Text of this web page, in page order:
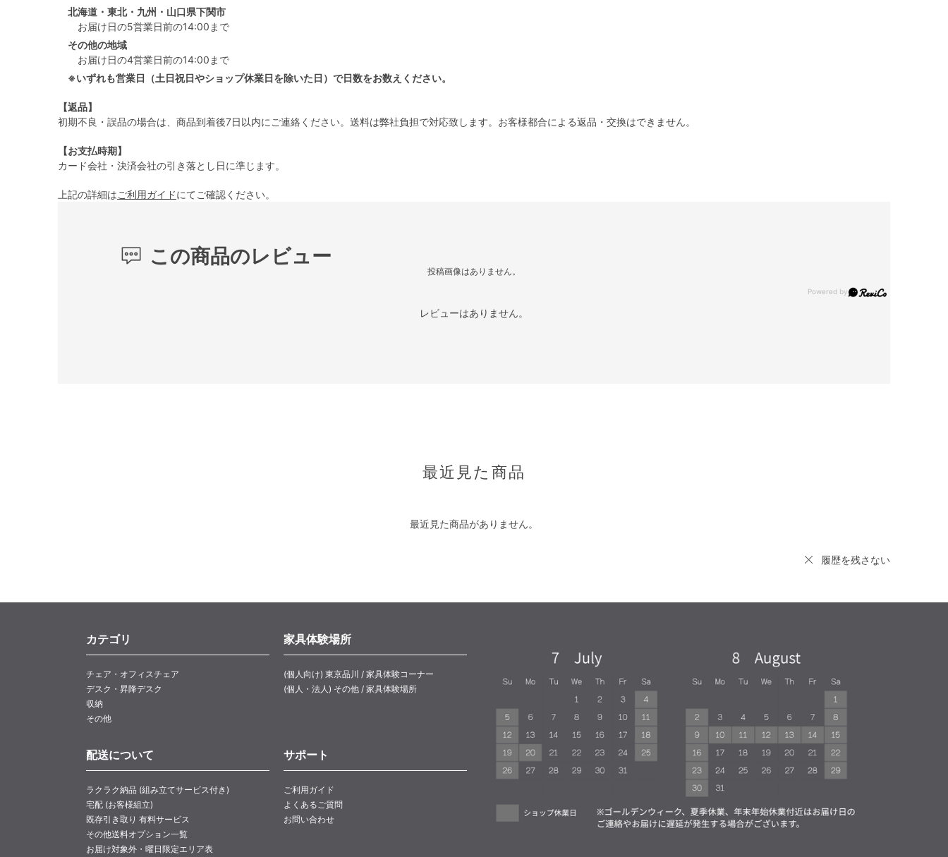
北海道・東北・九州・山口県下関市
お届け日の5営業日前の14:00まで
その他の地域
お届け日の4営業日前の14:00まで
※いずれも営業日（土日祝日やショップ休業日を除いた日）で日数をお数えください。
【返品】
初期不良・誤品の場合は、商品到着後7日以内にご連絡ください。送料は弊社負担で対応致します。お客様都合による返品・交換はできません。
【お支払時期】
カード会社・決済会社の引き落とし日に準じます。
上記の詳細はご利用ガイドにてご確認ください。
この商品のレビュー
投稿画像はありません。
レビューはありません。
最近見た商品
最近見た商品がありません。
履歴を残さない
カテゴリ
チェア・オフィスチェア
デスク・昇降デスク
収納
その他
家具体験場所
(個人向け) 東京品川 / 家具体験コーナー
(個人・法人) その他 / 家具体験場所
配送について
ラクラク納品 (組み立てサービス付き)
宅配 (お客様組立)
既存引き取り 有料サービス
その他送料オプション一覧
お届け対象外・曜日限定エリア表
サポート
ご利用ガイド
よくあるご質問
お問い合わせ